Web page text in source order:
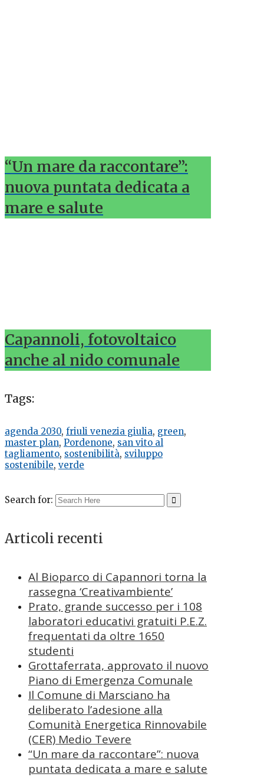
“Un mare da raccontare”:
nuova puntata dedicata a
mare e salute
Capannoli, fotovoltaico
anche al nido comunale
Tags:
agenda 2030, friuli venezia giulia, green,
master plan, Pordenone, san vito al
tagliamento, sostenibilità, sviluppo
sostenibile, verde
Search for:
Articoli recenti
Al Bioparco di Capannori torna la
rassegna ‘Creativambiente’
Prato, grande successo per i 108
laboratori educativi gratuiti P.E.Z.
frequentati da oltre 1650
studenti
Grottaferrata, approvato il nuovo
Piano di Emergenza Comunale
Il Comune di Marsciano ha
deliberato l’adesione alla
Comunità Energetica Rinnovabile
(CER) Medio Tevere
“Un mare da raccontare”: nuova
puntata dedicata a mare e salute